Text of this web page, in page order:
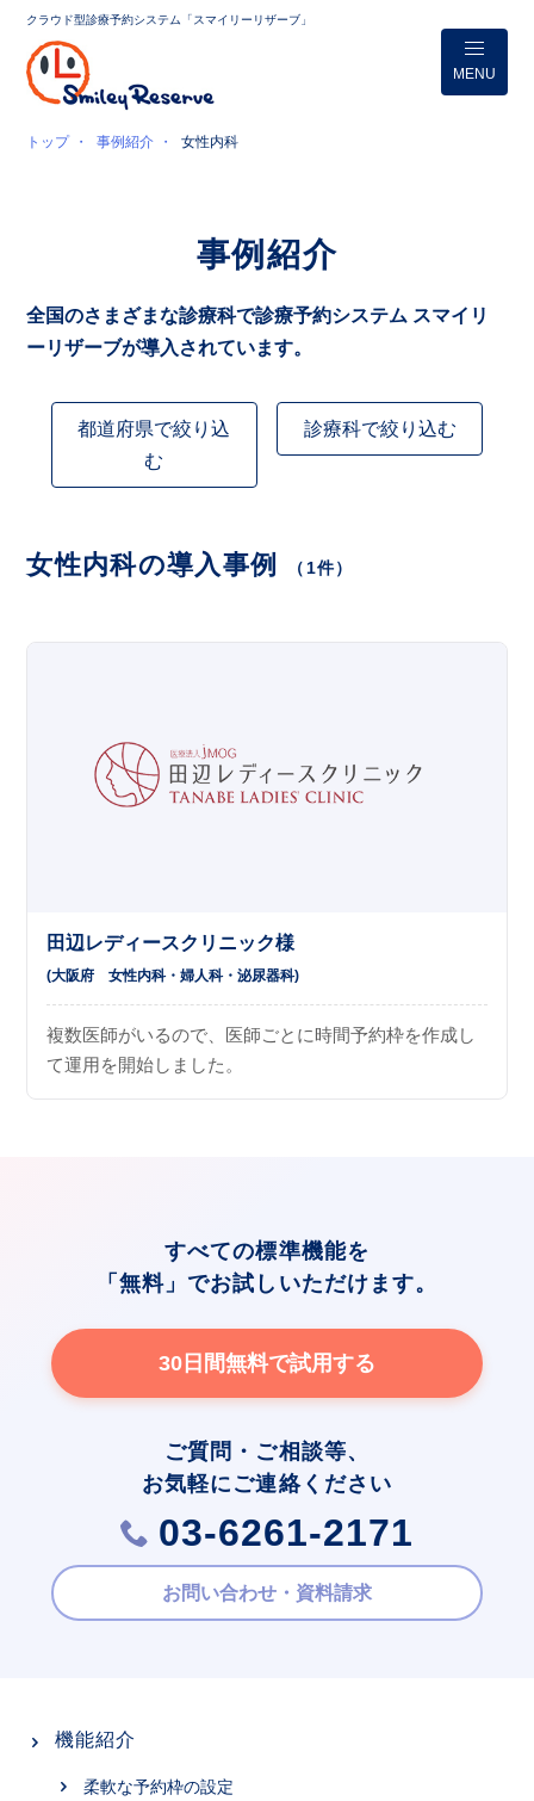
クラウド型診療予約システム「スマイリーリザーブ」
MENU
トップ 事例紹介 女性内科
事例紹介
全国のさまざまな診療科で診療予約システム スマイリ
ーリザーブが導入されています。
都道府県で絞り込
む
診療科で絞り込む
女性内科の導入事例 （1件）
田辺レディースクリニック様
(大阪府女性内科 婦人科 泌尿器科)
複数医師がいるので、医師ごとに時間予約枠を作成し
て運用を開始しました。
すべての標準機能を
「無料」でお試しいただけます。
30日間無料で試用する
ご質問・ご相談等、
お気軽にご連絡ください
03-6261-2171
お問い合わせ・資料請求
機能紹介
柔軟な予約枠の設定